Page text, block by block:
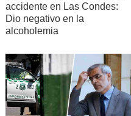
accidente en Las Condes:
Dio negativo en la
alcoholemia